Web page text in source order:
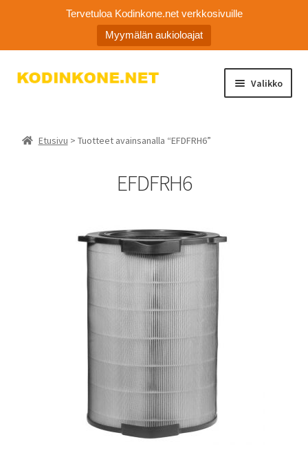
Tervetuloa Kodinkone.net verkkosivuille
Myymälän aukioloajat
Siirry
Siirry
Valikko
Etusivu > Tuotteet avainsanalla “EFDFRH6”
EFDFRH6